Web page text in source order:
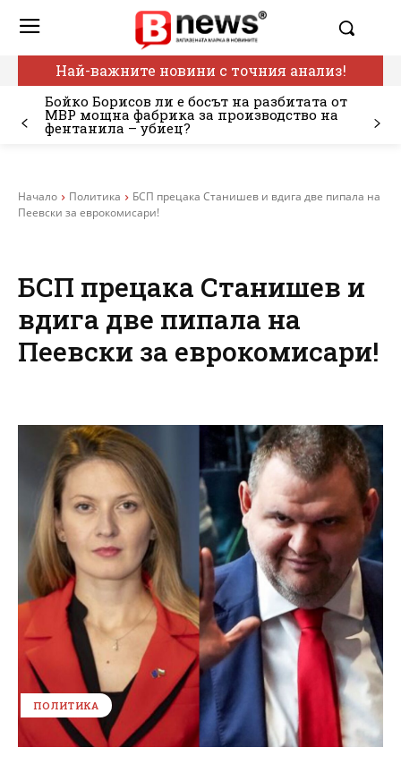
Най-важните новини с точния анализ!
Бойко Борисов ли е босът на разбитата от
МВР мощна фабрика за производство на
фентанила – убиец?
Начало Политика
БСП прецака Станишев и вдига две пипала на
Пеевски за еврокомисари!
БСП прецака Станишев и
вдига две пипала на
Пеевски за еврокомисари!
ПОЛИТИКА